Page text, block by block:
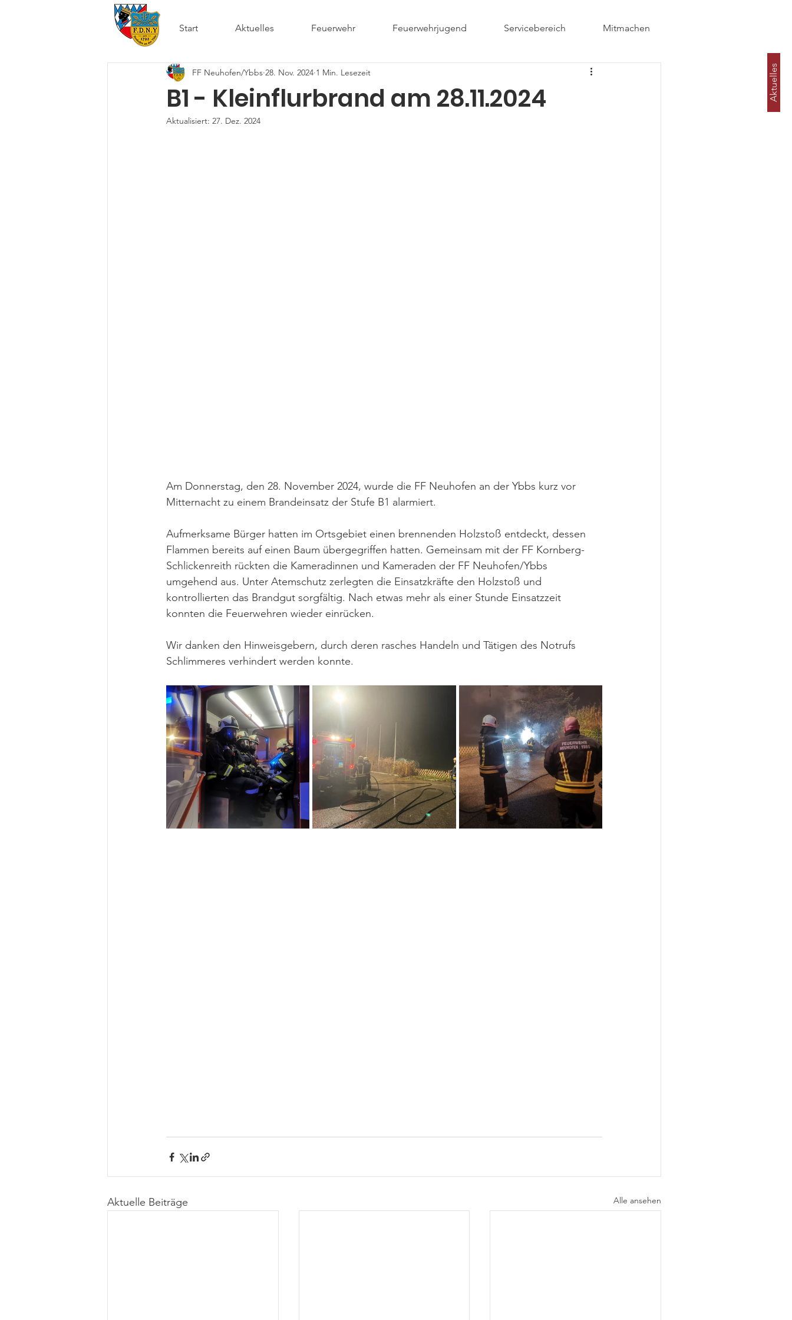
Aktuelles
Start Aktuelles Feuerwehr Feuerwehrjugend Servicebereich Mitmachen
B1 - Kleinflurbrand am 28.11.2024
FF Neuhofen/Ybbs 28. Nov. 2024 1 Min. Lesezeit
Aktualisiert: 27. Dez. 2024
Am Donnerstag, den 28. November 2024, wurde die FF Neuhofen an der Ybbs kurz vor
Mitternacht zu einem Brandeinsatz der Stufe B1 alarmiert.
Aufmerksame Bürger hatten im Ortsgebiet einen brennenden Holzstoß entdeckt, dessen
Flammen bereits auf einen Baum übergegriffen hatten. Gemeinsam mit der FF Kornberg-
Schlickenreith rückten die Kameradinnen und Kameraden der FF Neuhofen/Ybbs
umgehend aus. Unter Atemschutz zerlegten die Einsatzkräfte den Holzstoß und
kontrollierten das Brandgut sorgfältig. Nach etwas mehr als einer Stunde Einsatzzeit
konnten die Feuerwehren wieder einrücken.
Wir danken den Hinweisgebern, durch deren rasches Handeln und Tätigen des Notrufs
Schlimmeres verhindert werden konnte.
Aktuelle Beiträge Alle ansehen